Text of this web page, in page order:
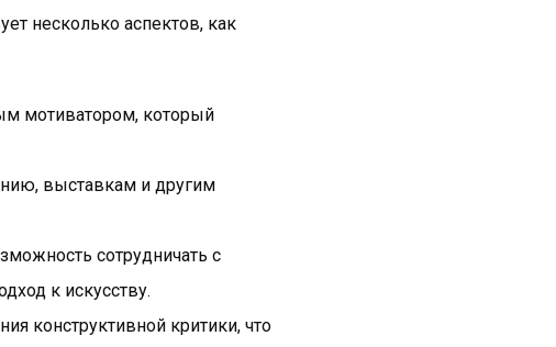
несколько аспектов, как
мотиватором, который
выставкам и другим
сотрудничать с
к искусству.
конструктивной критики, что